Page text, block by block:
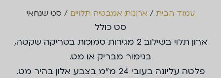
עמוד הבית / ארונות אמבטיה תלויים / סט שנחאי
סט כולל
ארון תלוי בשילוב 2 מגירות סמוכות בטריקה שקטה,
בגימור מבריק או מט.
פלטה עליונה בעובי 24 מ"מ בצבע אלון בהיר מט.